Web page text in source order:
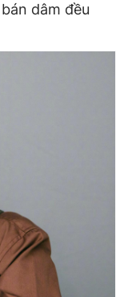
dâm đều